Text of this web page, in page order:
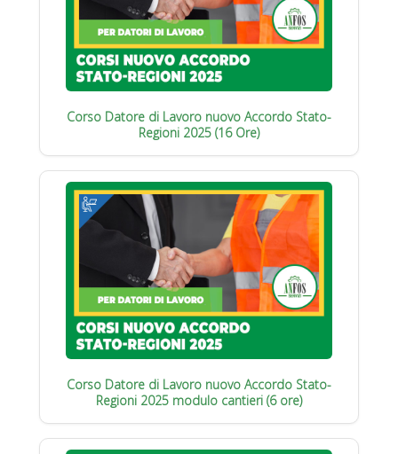
Corso Datore di Lavoro nuovo Accordo Stato-
Regioni 2025 (16 Ore)
Corso Datore di Lavoro nuovo Accordo Stato-
Regioni 2025 modulo cantieri (6 ore)